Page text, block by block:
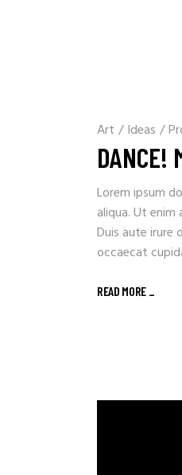
Art / Ideas /
DANCE!
Lorem ipsum
aliqua. Ut
Duis aute irure
occaecat
READ MORE _